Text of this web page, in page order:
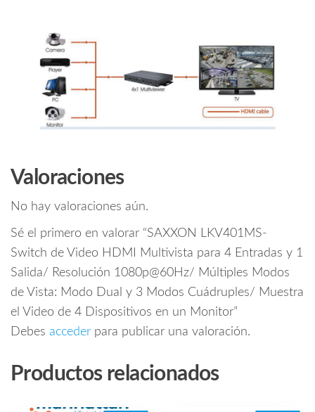
Valoraciones
No hay valoraciones aún.
Sé el primero en valorar “SAXXON LKV401MS-
Switch de Video HDMI Multivista para 4 Entradas y 1
Salida/ Resolución 1080p@60Hz/ Múltiples Modos
de Vista: Modo Dual y 3 Modos Cuádruples/ Muestra
el Video de 4 Dispositivos en un Monitor”
Debes acceder para publicar una valoración.
Productos relacionados